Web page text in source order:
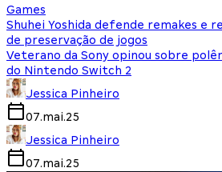
Games
Shuhei Yoshida defende remakes e
de preservação de jogos
Veterano da Sony opinou sobre
do Nintendo Switch 2
Jessica Pinheiro
07.mai.25
Jessica Pinheiro
07.mai.25